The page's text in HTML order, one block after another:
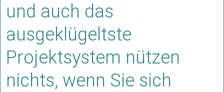
und auch das
ausgeklügeltste
Projektsystem nützen
nichts, wenn Sie sich